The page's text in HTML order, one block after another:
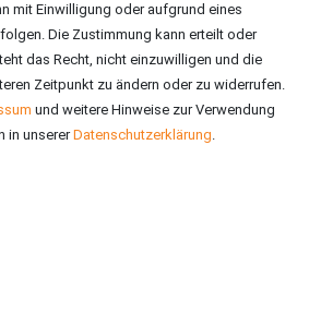
mit Einwilligung oder aufgrund eines
Die Zustimmung kann erteilt oder
das Recht, nicht einzuwilligen und die
Zeitpunkt zu ändern oder zu widerrufen.
und weitere Hinweise zur Verwendung
in unsererDaten­schutz­erklärung.